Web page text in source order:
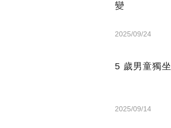
變
2025/09/24
5 歲男童獨
2025/09/14